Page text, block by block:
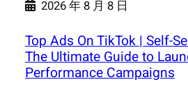
2026 年 8 月 8 日
Top Ads On TikTok | Self-
The Ultimate Guide to
Performance Campaigns